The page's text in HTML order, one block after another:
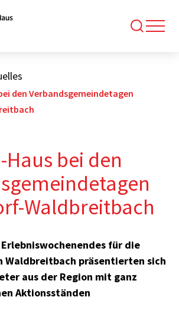
den Verbandsgemeindetagen
bei den
Waldbreitbach
Erlebniswochenendes für die
Waldbreitbach präsentierten sich
aus der Region mit ganz
Aktionsständen